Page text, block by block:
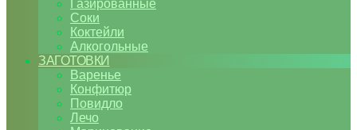
Газированные
Соки
Коктейли
Алкогольные
ЗАГОТОВКИ
Варенье
Конфитюр
Повидло
Лечо